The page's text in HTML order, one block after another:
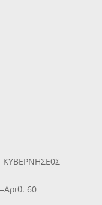
ΚΥΒΕΡΝΗΣΕ0Σ
60